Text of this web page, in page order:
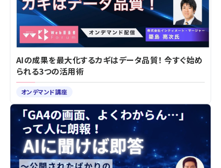
AIの成果を最大化するカギはデータ品質！ 今すぐ始め
られる3つの活用術
オンデマンド講座